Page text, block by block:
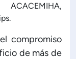
compromiso
de más de